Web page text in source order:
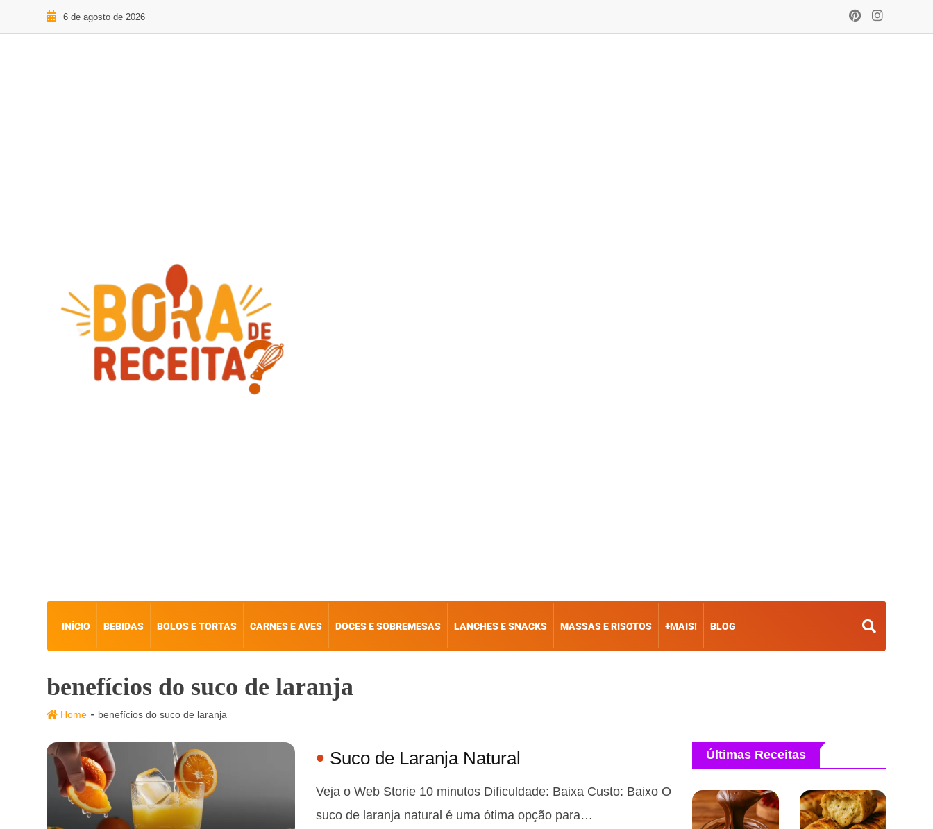
6 de agosto de 2026
INÍCIO BEBIDAS BOLOS E TORTAS CARNES E AVES DOCES E SOBREMESAS LANCHES E SNACKS MASSAS E RISOTOS +MAIS! BLOG
benefícios do suco de laranja
Home - benefícios do suco de laranja
Suco de Laranja Natural
Veja o Web Storie 10 minutos Dificuldade: Baixa Custo: Baixo O
suco de laranja natural é uma ótima opção para…
Últimas Receitas